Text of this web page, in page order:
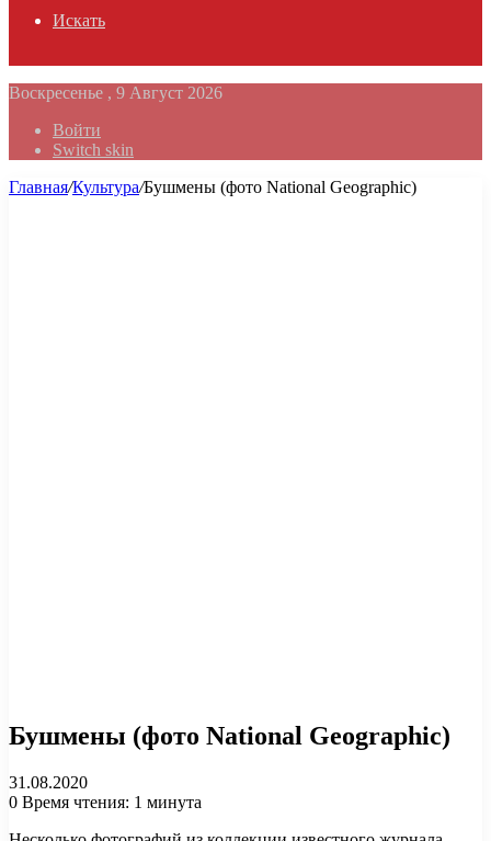
Искать
Воскресенье , 9 Август 2026
Войти
Switch skin
Главная/Культура/Бушмены (фото National Geographic)
Бушмены (фото National Geographic)
31.08.2020
0 Время чтения: 1 минута